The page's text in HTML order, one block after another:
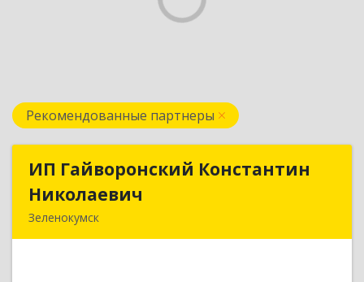
Рекомендованные партнеры
ИП Гайворонский Константин
Николаевич
Зеленокумск
ИП Гайворонский Константин